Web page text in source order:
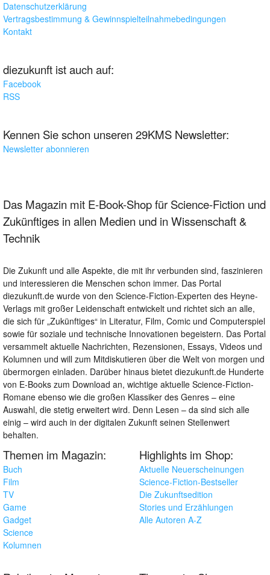
Datenschutzerklärung
Vertragsbestimmung & Gewinnspielteilnahmebedingungen
Kontakt
diezukunft ist auch auf:
Facebook
RSS
Kennen Sie schon unseren 29KMS Newsletter:
Newsletter abonnieren
Das Magazin mit E-Book-Shop für Science-Fiction und
Zukünftiges in allen Medien und in Wissenschaft &
Technik
Die Zukunft und alle Aspekte, die mit ihr verbunden sind, faszinieren
und interessieren die Menschen schon immer. Das Portal
diezukunft.de wurde von den Science-Fiction-Experten des Heyne-
Verlags mit großer Leidenschaft entwickelt und richtet sich an alle,
die sich für „Zukünftiges“ in Literatur, Film, Comic und Computerspiel
sowie für soziale und technische Innovationen begeistern. Das Portal
versammelt aktuelle Nachrichten, Rezensionen, Essays, Videos und
Kolumnen und will zum Mitdiskutieren über die Welt von morgen und
übermorgen einladen. Darüber hinaus bietet diezukunft.de Hunderte
von E-Books zum Download an, wichtige aktuelle Science-Fiction-
Romane ebenso wie die großen Klassiker des Genres – eine
Auswahl, die stetig erweitert wird. Denn Lesen – da sind sich alle
einig – wird auch in der digitalen Zukunft seinen Stellenwert
behalten.
Themen im Magazin:
Buch
Film
TV
Game
Gadget
Science
Kolumnen
Highlights im Shop:
Aktuelle Neuerscheinungen
Science-Fiction-Bestseller
Die Zukunftsedition
Stories und Erzählungen
Alle Autoren A-Z